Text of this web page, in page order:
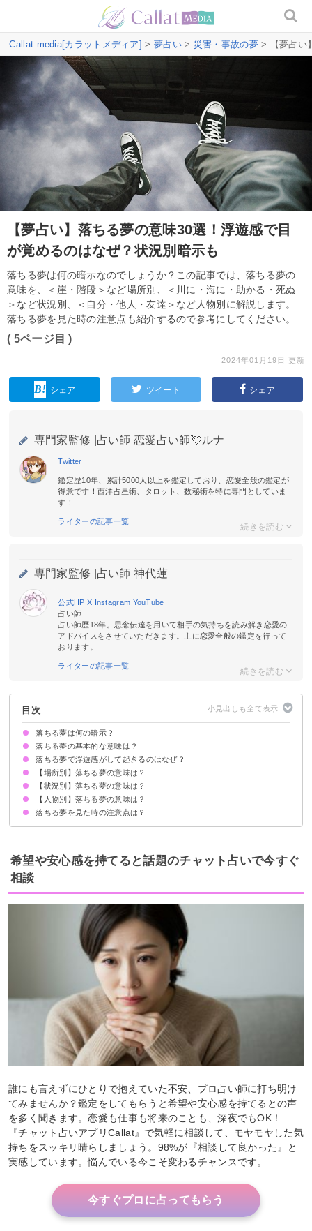
Callat media[カラットメディア] > 夢占い> 災害・事故の夢> 【夢占い
【夢占い】落ちる夢の意味30選！浮遊感で目
が覚めるのはなぜ？状況別暗示も
落ちる夢は何の暗示なのでしょうか？この記事では、落ちる夢の
意味を、＜崖・階段＞など場所別、＜川に・海に・助かる・死ぬ
＞など状況別、＜自分・他人・友達＞など人物別に解説します。
落ちる夢を見た時の注意点も紹介するので参考にしてください。
( 5ページ目 )
2024年01月19日 更新
シェア ツイート シェア
専門家監修 | 占い師 恋愛占い師💘ルナ
Twitter
鑑定歴10年、累計5000人以上を鑑定しており、恋愛全般の鑑定が
得意です！西洋占星術、タロット、数秘術を特に専門としていま
す！
ライターの記事一覧
専門家監修 | 占い師 神代蓮
公式HP X Instagram YouTube
占い師
占い師歴18年。思念伝達を用いて相手の気持ちを読み解き恋愛の
アドバイスをさせていただきます。主に恋愛全般の鑑定を行って
おります。
ライターの記事一覧
目次
落ちる夢は何の暗示？
落ちる夢の基本的な意味は？
運気低下の暗示
状況によって意味が決まる
落ちる夢で浮遊感がして起きるのはなぜ？
目が覚めるのは無意識下の筋肉の痙攣が原因
【場所別】落ちる夢の意味は？
高いところから落ちる夢【警告夢】
崖から落ちる夢【警告夢】
階段から落ちる夢【警告夢】
ビルから落ちる夢【警告夢】
屋上から落ちる夢【警告夢】
観覧車から落ちる夢【警告夢】
天国から落ちる夢【凶夢】
橋から落ちる夢【警告夢】
【状況別】落ちる夢の意味は？
車ごと落ちる夢【警告夢】
海に落ちる夢【警告夢】
川に落ちる夢【警告夢】
落ちて助かる夢【吉夢】
落とし穴に落ちる夢【警告夢】
落ちて死ぬ夢【逆夢】
エレベーターが落ちる夢【警告夢】
追いかけられて落ちる夢【警告夢】
暗いところに落ちる夢【警告夢】
トイレに落ちる夢【警告夢】
火事で建物から落ちる夢【吉夢】
穴に落ちる夢【警告夢】
受験に落ちる夢【逆夢】
地獄に落ちる夢【警告夢】
【人物別】落ちる夢の意味は？
自分が落ちる夢【警告夢】
他人が落ちる夢【警告夢】
友達が落ちる夢【警告夢】
家族が落ちる夢【吉夢】
恋人が落ちる夢【警告夢】
子供が落ちる夢【警告夢】
知らない人が落ちる夢【警告夢】
芸能人が落ちる夢【警告夢】
落ちる夢を見た時の注意点は？
十分な休息を取る
吉夢なら話さず警告夢や凶夢は人に話す
希望や安心感を持てると話題のチャット占いで今すぐ
相談
誰にも言えずにひとりで抱えていた不安、プロ占い師に打ち明け
てみませんか？鑑定をしてもらうと希望や安心感を持てるとの声
を多く聞きます。恋愛も仕事も将来のことも、深夜でもOK！
『チャット占いアプリCallat』で気軽に相談して、モヤモヤした気
持ちをスッキリ晴らしましょう。98%が『相談して良かった』と
実感しています。悩んでいる今こそ変わるチャンスです。
今すぐプロに占ってもらう